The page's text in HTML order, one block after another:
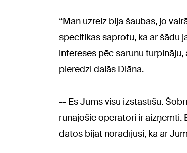
“Man uzreiz bija šaubas, jo
specifikas saprotu, ka ar šādu
intereses pēc sarunu
pieredzi dalās Diāna.
-- Es Jums visu izstāstīšu.
runājošie operatori ir aizņemti.
datos bijāt norādījusi, ka ar